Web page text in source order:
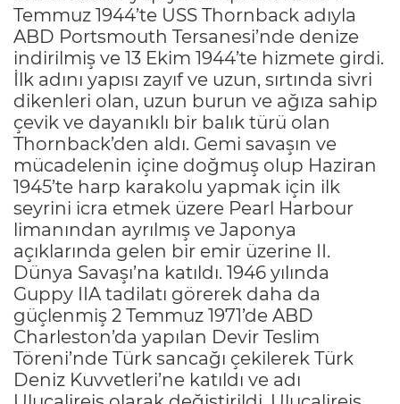
Temmuz 1944’te USS Thornback adıyla
ABD Portsmouth Tersanesi’nde denize
indirilmiş ve 13 Ekim 1944’te hizmete girdi.
İlk adını yapısı zayıf ve uzun, sırtında sivri
dikenleri olan, uzun burun ve ağıza sahip
çevik ve dayanıklı bir balık türü olan
Thornback’den aldı. Gemi savaşın ve
mücadelenin içine doğmuş olup Haziran
1945’te harp karakolu yapmak için ilk
seyrini icra etmek üzere Pearl Harbour
limanından ayrılmış ve Japonya
açıklarında gelen bir emir üzerine II.
Dünya Savaşı’na katıldı. 1946 yılında
Guppy IIA tadilatı görerek daha da
güçlenmiş 2 Temmuz 1971’de ABD
Charleston’da yapılan Devir Teslim
Töreni’nde Türk sancağı çekilerek Türk
Deniz Kuvvetleri’ne katıldı ve adı